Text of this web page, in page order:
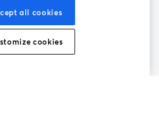
プラットフォーム利用規約
クッキーポリシー
all cookies
cookies